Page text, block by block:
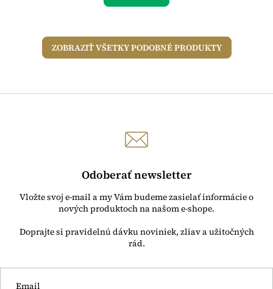
ZOBRAZIŤ VŠETKY PODOBNÉ PRODUKTY
Odoberať newsletter
Vložte svoj e-mail a my Vám budeme zasielať informácie o
nových produktoch na našom e-shope.
Email